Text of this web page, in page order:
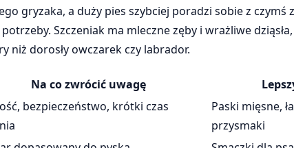
gryzaka, a duży pies szybciej poradzi sobie z czymś
Szczeniak ma mleczne zęby i wrażliwe
niż dorosły owczarek czy labrador.
Na co zwrócić uwagę
bezpieczeństwo, krótki czas
Paski mięsne,
przysmaki